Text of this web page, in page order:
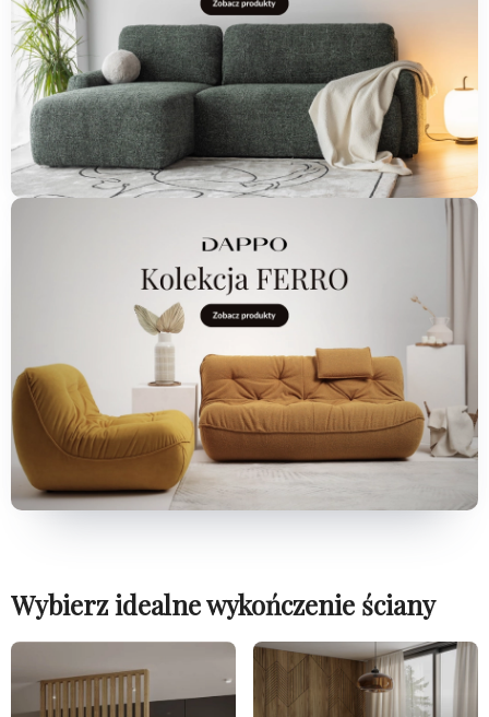
Wybierz idealne wykończenie ściany